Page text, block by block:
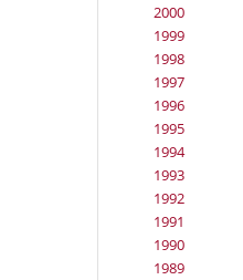
2000
1999
1998
1997
1996
1995
1994
1993
1992
1991
1990
1989